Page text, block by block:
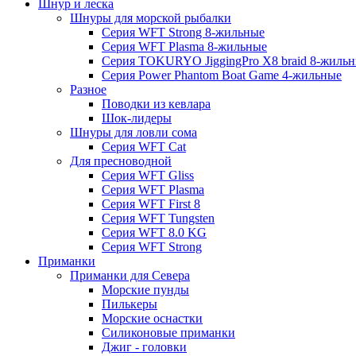
Шнур и леска
Шнуры для морской рыбалки
Серия WFT Strong 8-жильные
Серия WFT Plasma 8-жильные
Серия TOKURYO JiggingPro X8 braid 8-
Серия Power Phantom Boat Game 4-жильные
Разное
Поводки из кевлара
Шок-лидеры
Шнуры для ловли сома
Серия WFT Cat
Для пресноводной
Серия WFT Gliss
Серия WFT Plasma
Серия WFT First 8
Серия WFT Tungsten
Серия WFT 8.0 KG
Серия WFT Strong
Приманки
Приманки для Севера
Морские пунды
Пилькеры
Морские оснастки
Силиконовые приманки
Джиг - головки